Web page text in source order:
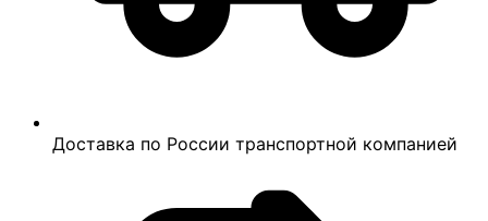
Доставка по России транспортной компанией